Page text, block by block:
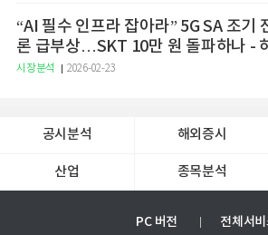
“AI 필수 인프라 잡아라” 5G SA 조기
론 급부상…SKT 10만 원 돌파하나 -
증권
시장분석 2026-02-23
공시분석 해외증시
산업 종목분석
PC 버전 전체서